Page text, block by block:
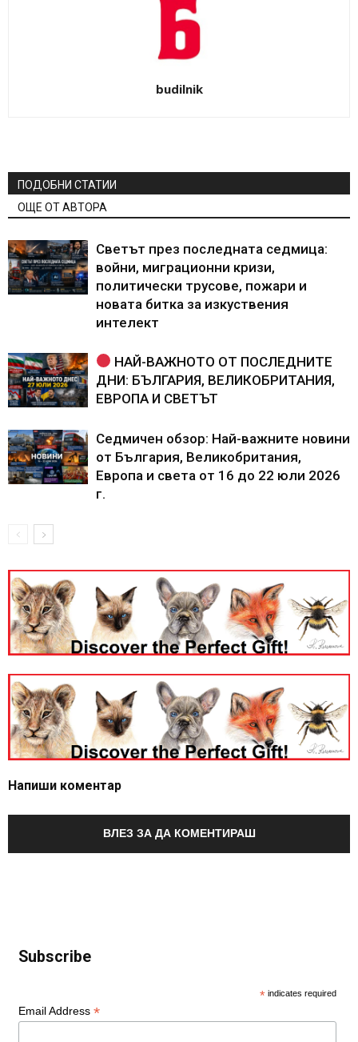
budilnik
ПОДОБНИ СТАТИИ
ОЩЕ ОТ АВТОРА
Светът през последната седмица:
войни, миграционни кризи,
политически трусове, пожари и
новата битка за изкуствения
интелект
НАЙ-ВАЖНОТО ОТ ПОСЛЕДНИТЕ
ДНИ: БЪЛГАРИЯ, ВЕЛИКОБРИТАНИЯ,
ЕВРОПА И СВЕТЪТ
Седмичен обзор: Най-важните новини
от България, Великобритания,
Европа и света от 16 до 22 юли 2026
г.
Напиши коментар
ВЛЕЗ ЗА ДА КОМЕНТИРАШ
Subscribe
* indicates required
Email Address *